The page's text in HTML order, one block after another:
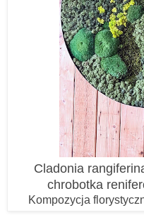
Cladonia
chrobotka
Kompozycja